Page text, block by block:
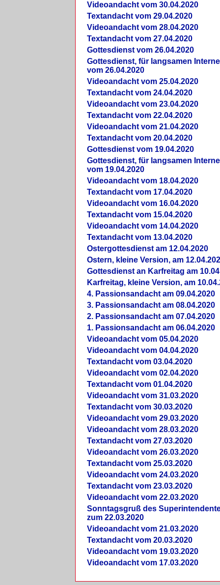
Videoandacht vom 30.04.2020
Textandacht vom 29.04.2020
Videoandacht vom 28.04.2020
Textandacht vom 27.04.2020
Gottesdienst vom 26.04.2020
Gottesdienst, für langsamen
vom 26.04.2020
Videoandacht vom 25.04.2020
Textandacht vom 24.04.2020
Videoandacht vom 23.04.2020
Textandacht vom 22.04.2020
Videoandacht vom 21.04.2020
Textandacht vom 20.04.2020
Gottesdienst vom 19.04.2020
Gottesdienst, für langsamen
vom 19.04.2020
Videoandacht vom 18.04.2020
Textandacht vom 17.04.2020
Videoandacht vom 16.04.2020
Textandacht vom 15.04.2020
Videoandacht vom 14.04.2020
Textandacht vom 13.04.2020
Ostergottesdienst am 12.04.2020
Ostern, kleine Version, am
Gottesdienst an Karfreitag am
Karfreitag, kleine Version, am
4. Passionsandacht am 09.04.2020
3. Passionsandacht am 08.04.2020
2. Passionsandacht am 07.04.2020
1. Passionsandacht am 06.04.2020
Videoandacht vom 05.04.2020
Videoandacht vom 04.04.2020
Textandacht vom 03.04.2020
Videoandacht vom 02.04.2020
Textandacht vom 01.04.2020
Videoandacht vom 31.03.2020
Textandacht vom 30.03.2020
Videoandacht vom 29.03.2020
Videoandacht vom 28.03.2020
Textandacht vom 27.03.2020
Videoandacht vom 26.03.2020
Textandacht vom 25.03.2020
Videoandacht vom 24.03.2020
Textandacht vom 23.03.2020
Videoandacht vom 22.03.2020
Sonntagsgruß des
zum 22.03.2020
Videoandacht vom 21.03.2020
Textandacht vom 20.03.2020
Videoandacht vom 19.03.2020
Videoandacht vom 17.03.2020